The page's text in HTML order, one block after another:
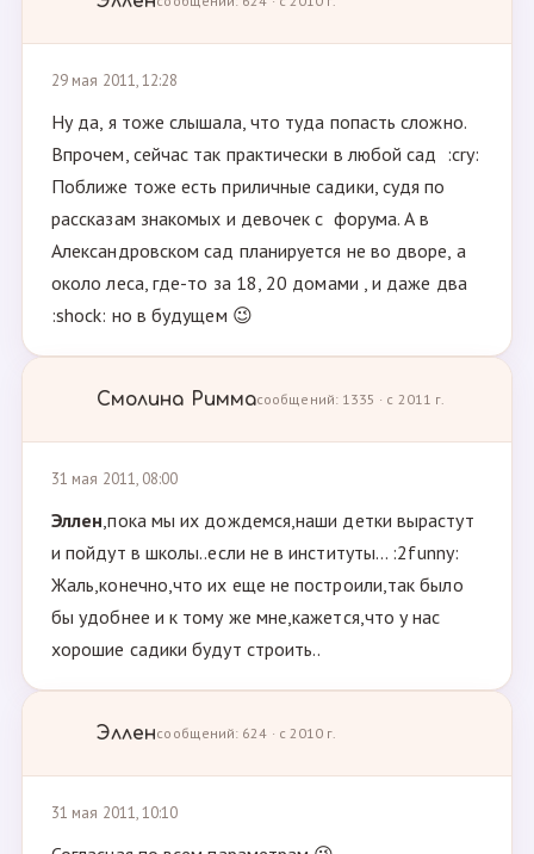
29 мая 2011, 12:28
Ну да, я тоже слышала, что туда попасть сложно.
Впрочем, сейчас так практически в любой сад :cry:
Поближе тоже есть приличные садики, судя по
рассказам знакомых и девочек с форума. А в
Александровском сад планируется не во дворе, а
около леса, где-то за 18, 20 домами , и даже два
:shock: но в будущем 😉
Смолина Риммасообщений: 1335 · с 2011 г.
31 мая 2011, 08:00
Эллен,пока мы их дождемся,наши детки вырастут
и пойдут в школы..если не в институты... :2funny:
Жаль,конечно,что их еще не построили,так было
бы удобнее и к тому же мне,кажется,что у нас
хорошие садики будут строить..
Элленсообщений: 624 · с 2010 г.
31 мая 2011, 10:10